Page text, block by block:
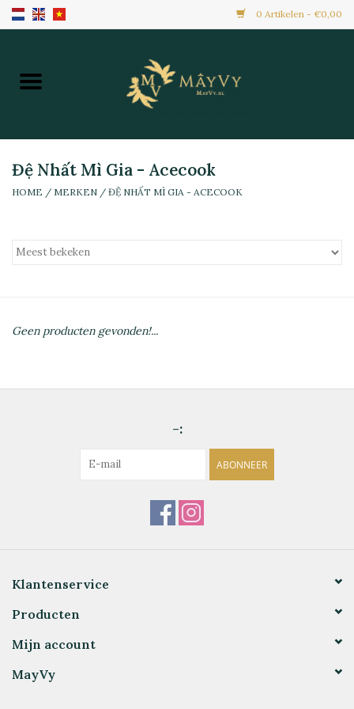
0 Artikelen - €0,00
Home
Nieuw Binnen
Alle Producten
Đệ Nhất Mì Gia - Acecook
HOME / MERKEN / ĐỆ NHẤT MÌ GIA - ACECOOK
Geen producten gevonden!...
-:
ABONNEER
Klantenservice
Producten
Mijn account
MayVy